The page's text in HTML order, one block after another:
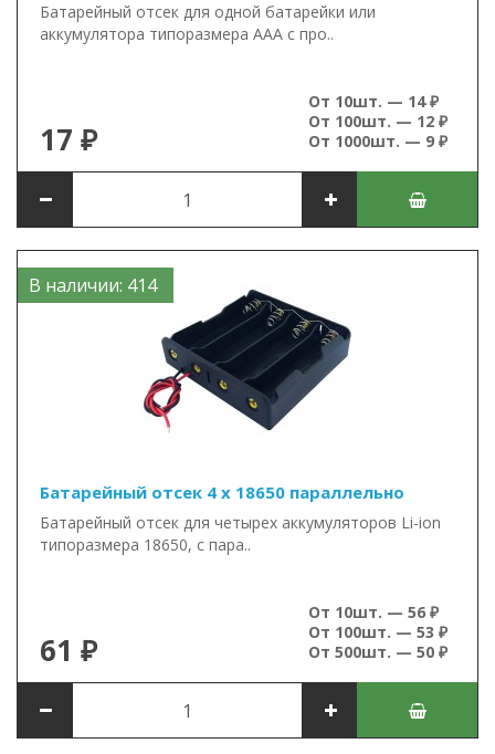
Батарейный отсек для одной батарейки или
аккумулятора типоразмера ААА с про..
17 ₽
От 10шт. — 14 ₽
От 100шт. — 12 ₽
От 1000шт. — 9 ₽
В наличии: 414
Батарейный отсек 4 x 18650 параллельно
Батарейный отсек для четырех аккумуляторов Li-ion
типоразмера 18650, с пара..
61 ₽
От 10шт. — 56 ₽
От 100шт. — 53 ₽
От 500шт. — 50 ₽